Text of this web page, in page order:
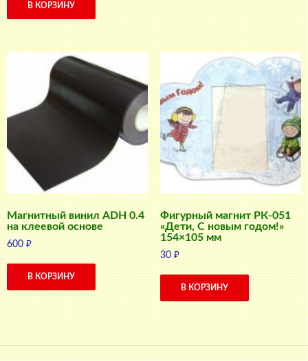
В КОРЗИНУ
Магнитный винил ADH 0.4
на клеевой основе
600₽
В КОРЗИНУ
Фигурный магнит РК-051
«Дети, С новым годом!»
154×105 мм
30₽
В КОРЗИНУ